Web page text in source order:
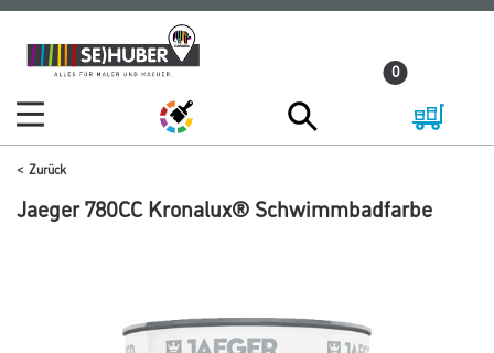
Zum
Inhalt
Zum
Navigationsmenü
0
Zurück
Jaeger 780CC Kronalux® Schwimmbadfarbe